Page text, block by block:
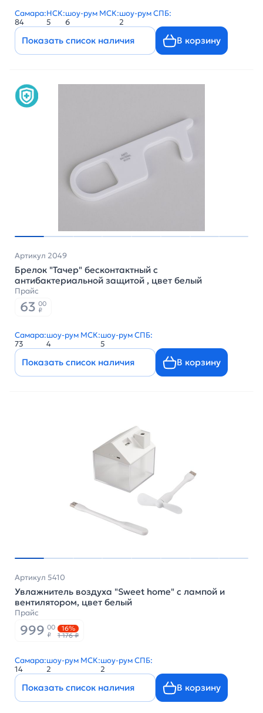
Самара:
84
НСК:
5
шоу-рум МСК:
6
шоу-рум СПБ:
2
Показать список наличия В корзину
Артикул 2049
Брелок "Тачер" бесконтактный с
антибактериальной защитой , цвет белый
Прайс
63 00
₽
Самара:
73
шоу-рум МСК:
4
шоу-рум СПБ:
5
Показать список наличия В корзину
Артикул 5410
Увлажнитель воздуха "Sweet home" c лампой и
вентилятором, цвет белый
Прайс
999 00
₽
16%
1 176 ₽
Самара:
14
шоу-рум МСК:
2
шоу-рум СПБ:
2
Показать список наличия В корзину